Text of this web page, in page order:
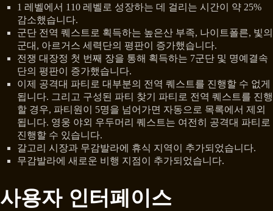
1 레벨에서 110 레벨로 성장하는 데 걸리는 시간이 약 25%
감소했습니다.
군단 전역 퀘스트로 획득하는 높은산 부족, 나이트폴른, 빛의
군대, 아르거스 세력단의 평판이 증가했습니다.
전쟁 대장정 첫 번째 장을 통해 획득하는 7군단 및 명예결속
단의 평판이 증가했습니다.
이제 공격대 파티로 대부분의 전역 퀘스트를 진행할 수 없게
됩니다. 그리고 구성된 파티 찾기 파티로 전역 퀘스트를 진행
할 경우, 파티원이 5명을 넘어가면 자동으로 목록에서 제외
됩니다. 영웅 야외 우두머리 퀘스트는 여전히 공격대 파티로
진행할 수 있습니다.
갈고리 시장과 무감발라에 휴식 지역이 추가되었습니다.
무감발라에 새로운 비행 지점이 추가되었습니다.
사용자 인터페이스